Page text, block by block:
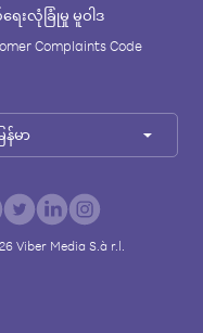
းလုံခြုံမှု မူဝါဒ
Complaints Code
ြန်မာ
Viber Media S.à r.l.